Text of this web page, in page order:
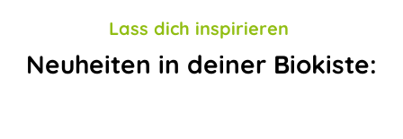
Lass dich inspirieren
Neuheiten in deiner Biokiste: